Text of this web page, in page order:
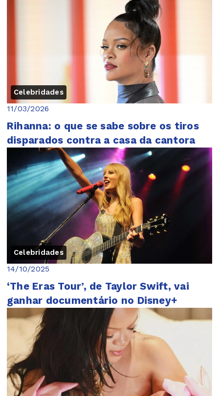
Celebridades
11/03/2026
Rihanna: o que se sabe sobre os tiros
disparados contra a casa da cantora
Celebridades
14/10/2025
‘The Eras Tour’, de Taylor Swift, vai
ganhar documentário no Disney+